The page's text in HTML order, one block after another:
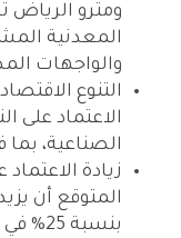
ومترو الرياض
المعدنية
والواجهات
التنوع
الاعتماد على
الصناعية،
زيادة
المتوقع أن
بنسبة